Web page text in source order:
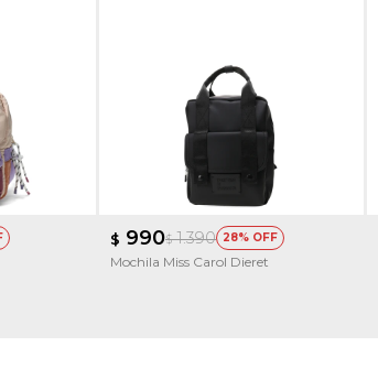
$ 990$ 1.390 28
Mochila Miss Carol Dieret